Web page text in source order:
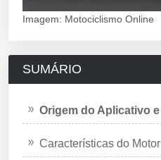
Imagem: Motociclismo Online
SUMÁRIO
Origem do Aplicativo
Características do